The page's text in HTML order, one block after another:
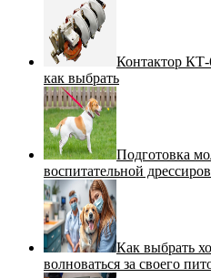
Контактор
как выбрать
Подготовка
воспитательной
Как выбрать
волноваться за своего